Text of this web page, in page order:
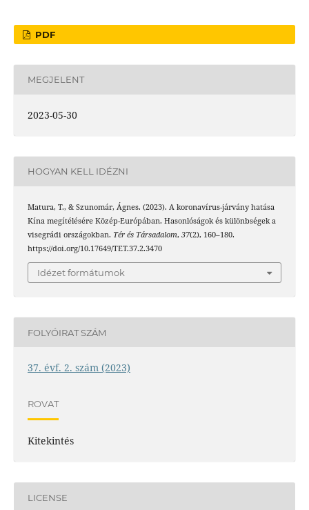
PDF
MEGJELENT
2023-05-30
HOGYAN KELL IDÉZNI
Matura, T., & Szunomár, Ágnes. (2023). A koronavírus-járvány hatása
Kína megítélésére Közép-Európában. Hasonlóságok és különbségek a
visegrádi országokban. Tér és Társadalom, 37(2), 160–180.
https://doi.org/10.17649/TET.37.2.3470
Idézet formátumok
FOLYÓIRAT SZÁM
37. évf. 2. szám (2023)
ROVAT
Kitekintés
LICENSE